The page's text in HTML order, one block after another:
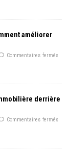
améliorer
Commentaires fermés
derrière
Commentaires fermés